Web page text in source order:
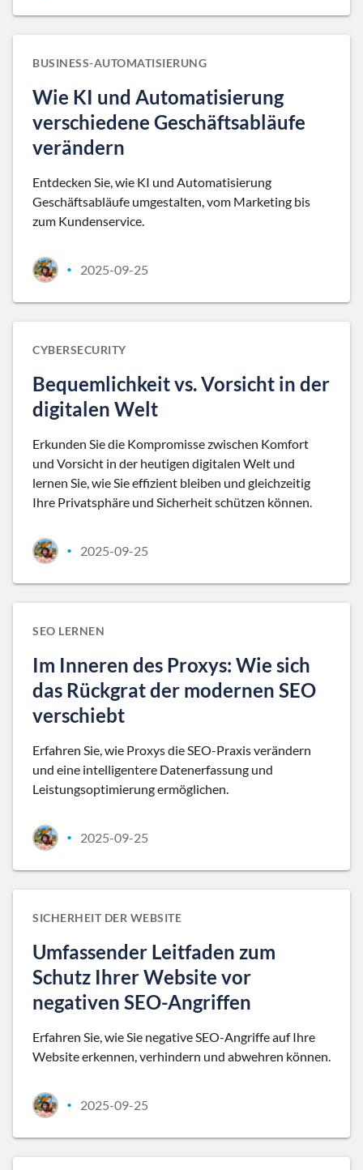
BUSINESS-AUTOMATISIERUNG
Wie KI und Automatisierung
verschiedene Geschäftsabläufe
verändern
Entdecken Sie, wie KI und Automatisierung
Geschäftsabläufe umgestalten, vom Marketing bis
zum Kundenservice.
• 2025-09-25
CYBERSECURITY
Bequemlichkeit vs. Vorsicht in der
digitalen Welt
Erkunden Sie die Kompromisse zwischen Komfort
und Vorsicht in der heutigen digitalen Welt und
lernen Sie, wie Sie effizient bleiben und gleichzeitig
Ihre Privatsphäre und Sicherheit schützen können.
• 2025-09-25
SEO LERNEN
Im Inneren des Proxys: Wie sich
das Rückgrat der modernen SEO
verschiebt
Erfahren Sie, wie Proxys die SEO-Praxis verändern
und eine intelligentere Datenerfassung und
Leistungsoptimierung ermöglichen.
• 2025-09-25
SICHERHEIT DER WEBSITE
Umfassender Leitfaden zum
Schutz Ihrer Website vor
negativen SEO-Angriffen
Erfahren Sie, wie Sie negative SEO-Angriffe auf Ihre
Website erkennen, verhindern und abwehren können.
• 2025-09-25